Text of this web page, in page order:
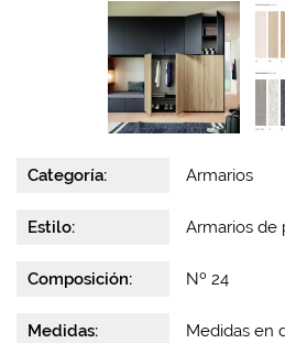
Categoría: Armarios
Estilo: Armarios de
Composición: Nº 24
Medidas: Medidas en